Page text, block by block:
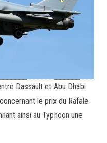
Dassault et Abu Dhabi
le prix du Rafale
ainsi au Typhoon une